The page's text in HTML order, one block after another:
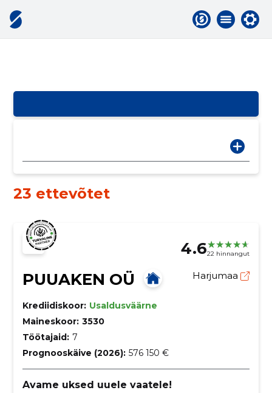
23 ettevõtet
4.622 hinnangut
PUUAKEN OÜ Harjumaa
Krediidiskoor: Usaldusväärne
Maineskoor: 3530
Töötajaid: 7
Prognooskäive (2026): 576 150 €
Avame uksed uuele vaatele!